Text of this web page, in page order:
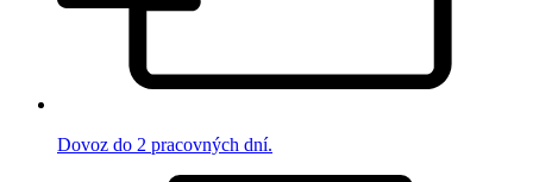
Dovoz do 2 pracovných dní.